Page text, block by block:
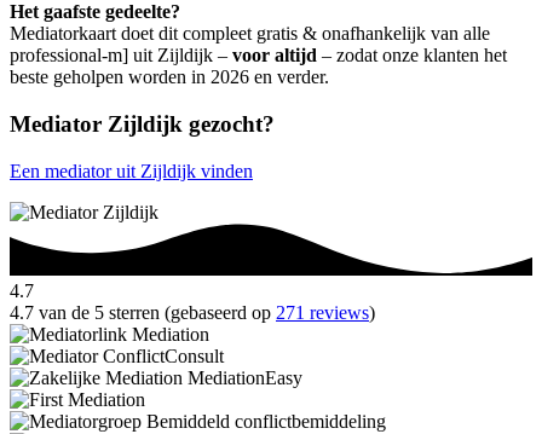
Het gaafste gedeelte?
Mediatorkaart doet dit compleet gratis & onafhankelijk van alle
professional-m] uit Zijldijk – voor altijd – zodat onze klanten het
beste geholpen worden in 2026 en verder.
Mediator Zijldijk gezocht?
Een mediator uit Zijldijk vinden
4.7
4.7 van de 5 sterren (gebaseerd op 271 reviews)